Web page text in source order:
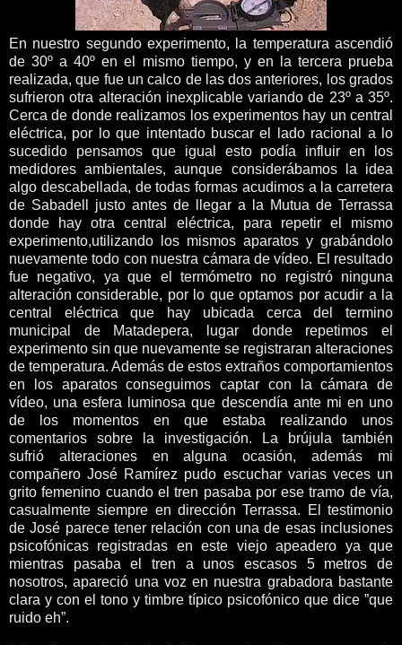
En nuestro segundo experimento, la temperatura ascendió
de 30º a 40º en el mismo tiempo, y en la tercera prueba
realizada, que fue un calco de las dos anteriores, los grados
sufrieron otra alteración inexplicable variando de 23º a 35º.
Cerca de donde realizamos los experimentos hay un central
eléctrica, por lo que intentado buscar el lado racional a lo
sucedido pensamos que igual esto podía influir en los
medidores ambientales, aunque considerábamos la idea
algo descabellada, de todas formas acudimos a la carretera
de Sabadell justo antes de llegar a la Mutua de Terrassa
donde hay otra central eléctrica, para repetir el mismo
experimento,utilizando los mismos aparatos y grabándolo
nuevamente todo con nuestra cámara de vídeo. El resultado
fue negativo, ya que el termómetro no registró ninguna
alteración considerable, por lo que optamos por acudir a la
central eléctrica que hay ubicada cerca del termino
municipal de Matadepera, lugar donde repetimos el
experimento sin que nuevamente se registraran alteraciones
de temperatura. Además de estos extraños comportamientos
en los aparatos conseguimos captar con la cámara de
vídeo, una esfera luminosa que descendía ante mi en uno
de los momentos en que estaba realizando unos
comentarios sobre la investigación. La brújula también
sufrió alteraciones en alguna ocasión, además mi
compañero José Ramírez pudo escuchar varias veces un
grito femenino cuando el tren pasaba por ese tramo de vía,
casualmente siempre en dirección Terrassa. El testimonio
de José parece tener relación con una de esas inclusiones
psicofónicas registradas en este viejo apeadero ya que
mientras pasaba el tren a unos escasos 5 metros de
nosotros, apareció una voz en nuestra grabadora bastante
clara y con el tono y timbre típico psicofónico que dice ”que
ruido eh”.